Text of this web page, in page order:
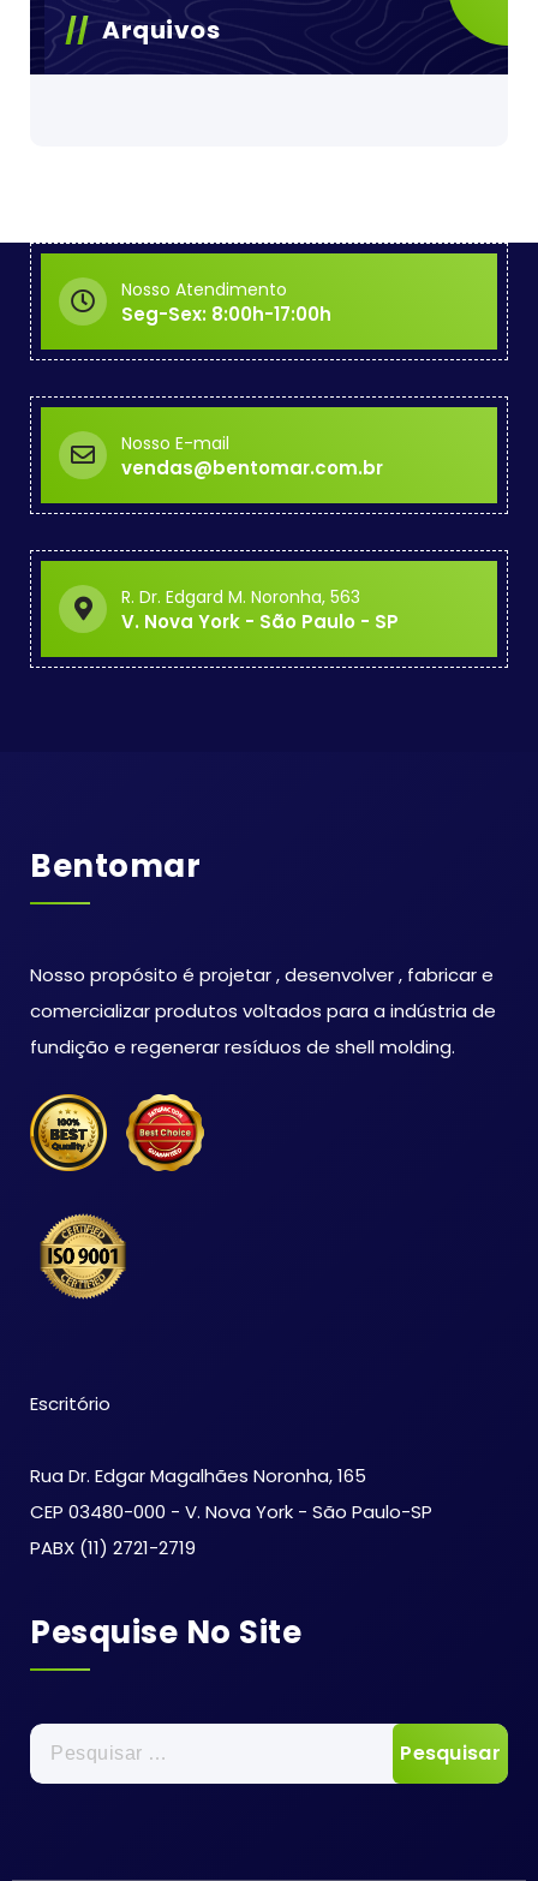
Arquivos
Nosso Atendimento
Seg-Sex: 8:00h-17:00h
Nosso E-mail
vendas@bentomar.com.br
R. Dr. Edgard M. Noronha, 563
V. Nova York - São Paulo - SP
Bentomar
Nosso propósito é projetar , desenvolver , fabricar e
comercializar produtos voltados para a indústria de
fundição e regenerar resíduos de shell molding.
Escritório
Rua Dr. Edgar Magalhães Noronha, 165
CEP 03480-000 - V. Nova York - São Paulo-SP
PABX (11) 2721-2719
Pesquise No Site